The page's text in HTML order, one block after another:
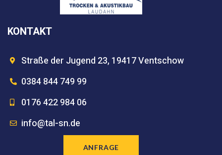
KONTAKT
Straße der Jugend 23, 19417 Ventschow
0384 844 749 99
0176 422 984 06
info@tal-sn.de
ANFRAGE